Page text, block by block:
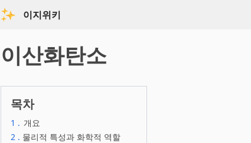
이지위키
이산화탄소
목차
1 . 개요
2 . 물리적 특성과 화학적 역할